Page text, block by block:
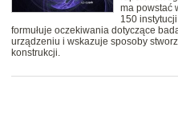
ma powstać
150
formułuje oczekiwania dotyczące
urządzeniu i wskazuje sposoby
konstrukcji.